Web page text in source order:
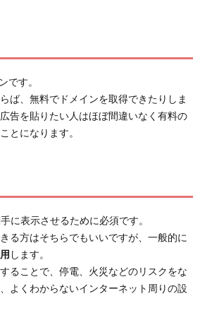
です。
ば、無料でドメインを取得できたりしま
告を貼りたい人はほぼ間違いなく有料の
とになります。
に表示させるために必須です。
る方はそちらでもいいですが、一般的に
します。
ることで、停電、火災などのリスクをな
よくわからないインターネット周りの設